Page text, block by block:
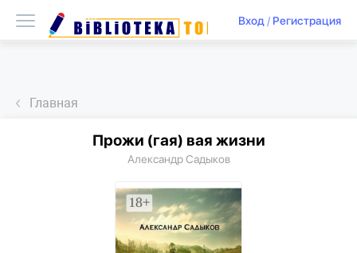
Вход/ Регистрация
Главная
Прожи (гая) вая жизни
Александр Садыков